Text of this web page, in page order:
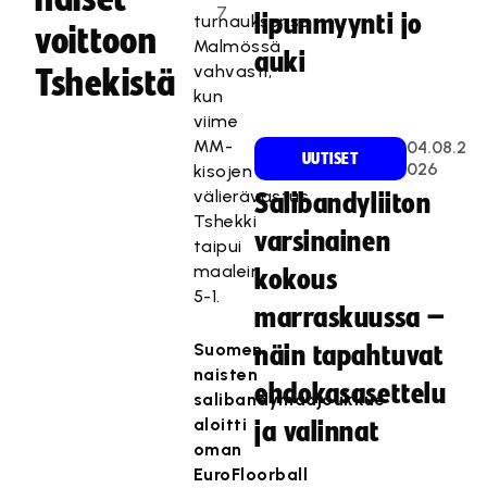
voittoon
Tshekistä
7
turnauksensa
Malmössä
vahvasti,
kun
viime
MM-
kisojen
välierävastus
Tshekki
taipui
maalein
5-1.
Suomen
naisten
salibandymaajoukkue
aloitti
oman
EuroFloorball
lipunmyynti jo
auki
UUTISET
04.08.2
026
Salibandyliiton
varsinainen
kokous
marraskuussa –
näin tapahtuvat
ehdokasasettelu
ja valinnat